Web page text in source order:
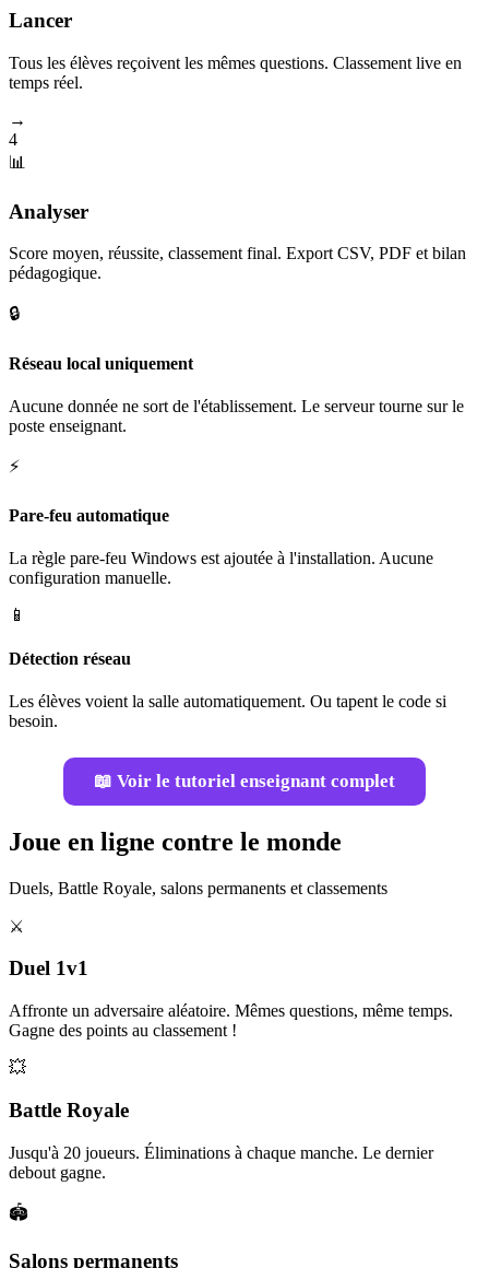
Lancer
Tous les élèves reçoivent les mêmes questions. Classement live en
temps réel.
→
4
📊
Analyser
Score moyen, réussite, classement final. Export CSV, PDF et bilan
pédagogique.
🔒
Réseau local uniquement
Aucune donnée ne sort de l'établissement. Le serveur tourne sur le
poste enseignant.
⚡
Pare-feu automatique
La règle pare-feu Windows est ajoutée à l'installation. Aucune
configuration manuelle.
📱
Détection réseau
Les élèves voient la salle automatiquement. Ou tapent le code si
besoin.
📖 Voir le tutoriel enseignant complet
Joue en ligne contre le monde
Duels, Battle Royale, salons permanents et classements
⚔️
Duel 1v1
Affronte un adversaire aléatoire. Mêmes questions, même temps.
Gagne des points au classement !
💥
Battle Royale
Jusqu'à 20 joueurs. Éliminations à chaque manche. Le dernier
debout gagne.
🏟️
Salons permanents